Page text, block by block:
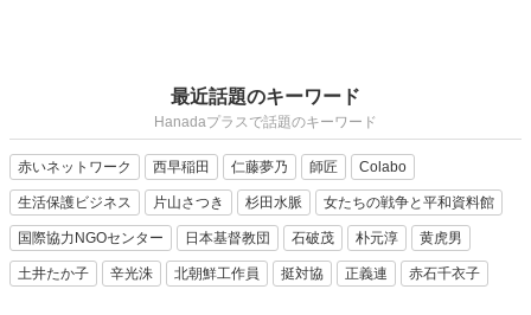
最近話題のキーワード
Hanadaプラスで話題のキーワード
赤いネットワーク 西早稲田 仁藤夢乃 師匠 Colabo
生活保護ビジネス 片山さつき 杉田水脈 女たちの戦争と平和資料館
国際協力NGOセンター 日本基督教団 石破茂 朴元淳 黄虎男
土井たか子 辛光洙 北朝鮮工作員 挺対協 正義連 赤石千衣子